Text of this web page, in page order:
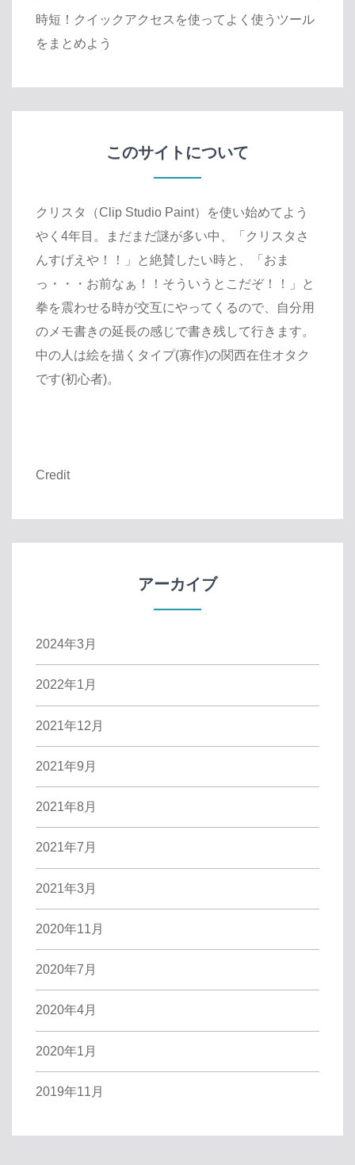
時短！クイックアクセスを使ってよく使うツール
をまとめよう
このサイトについて
クリスタ（Clip Studio Paint）を使い始めてよう
やく4年目。まだまだ謎が多い中、「クリスタさ
んすげえや！！」と絶賛したい時と、「おま
っ・・・お前なぁ！！そういうとこだぞ！！」と
拳を震わせる時が交互にやってくるので、自分用
のメモ書きの延長の感じで書き残して行きます。
中の人は絵を描くタイプ(寡作)の関西在住オタク
です(初心者)。
Credit
アーカイブ
2024年3月
2022年1月
2021年12月
2021年9月
2021年8月
2021年7月
2021年3月
2020年11月
2020年7月
2020年4月
2020年1月
2019年11月